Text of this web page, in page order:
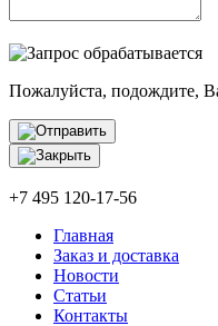
Пожалуйста, подождите,
+7 495 120-17-56
Главная
Заказ и доставка
Новости
Статьи
Контакты